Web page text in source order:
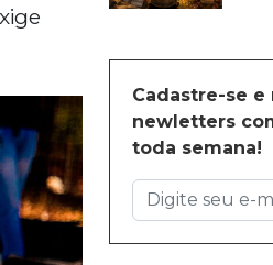
Cadastre-se e
newletters
toda semana!